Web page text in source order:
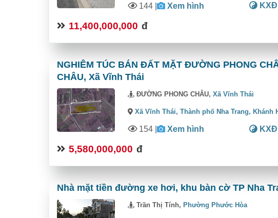
144 | Xem hình KXĐ
11,400,000,000 đ
NGHIÊM TÚC BÁN ĐẤT MẶT ĐƯỜNG PHONG
CHÂU, Xã Vĩnh Thái
ĐƯỜNG PHONG CHÂU,Xã Vĩnh Thái
Xã Vĩnh Thái, Thành phố Nha Trang,Khánh
154 | Xem hình KXĐ
5,580,000,000 đ
Nhà mặt tiền đường xe hơi, khu bàn cờ TP Nha
Trần Thị Tính, Phường Phước Hòa